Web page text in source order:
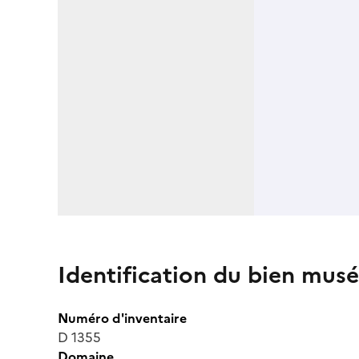
Identification du bien
Numéro d'inventaire
D 1355